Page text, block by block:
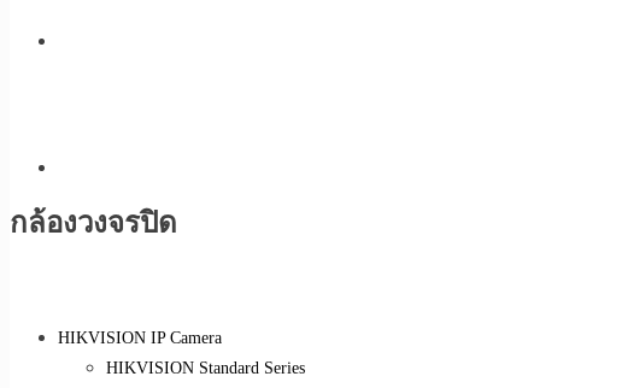
กล้องวงจรปิด
HIKVISION IP Camera
HIKVISION Standard Series